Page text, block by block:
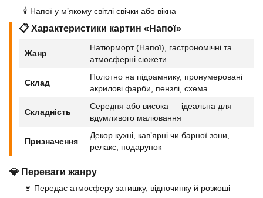
🕯️ Напої у м’якому світлі свічки або вікна
📋 Характеристики картин «Напої»
Жанр
Натюрморт (Напої), гастрономічні та
атмосферні сюжети
Склад
Полотно на підрамнику, пронумеровані
акрилові фарби, пензлі, схема
Складність
Середня або висока — ідеальна для
вдумливого малювання
Призначення
Декор кухні, кав’ярні чи барної зони,
релакс, подарунок
💎 Переваги жанру
🍷 Передає атмосферу затишку, відпочинку й розкоші